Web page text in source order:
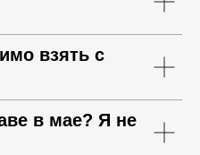
взять с
в мае? Я не